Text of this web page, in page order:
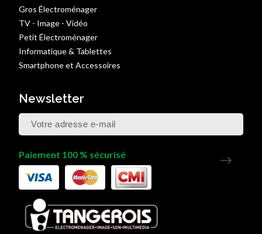
Gros Électroménager
TV - Image - Vidéo
Petit Électroménager
Informatique & Tablettes
Smartphone et Accessoires
Newsletter
Paiement 100 % sécurisé